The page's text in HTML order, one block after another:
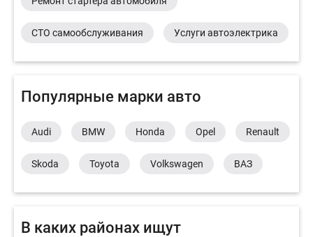
СТО самообслуживания Услуги автоэлектрика
Популярные марки авто
Audi BMW Honda Opel Renault
Skoda Toyota Volkswagen ВАЗ
В каких районах ищут